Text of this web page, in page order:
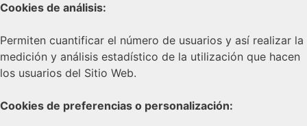
Cookies de análisis:
Permiten cuantificar el número de usuarios y así realizar la
medición y análisis estadístico de la utilización que hacen
los usuarios del Sitio Web.
Cookies de preferencias o personalización: